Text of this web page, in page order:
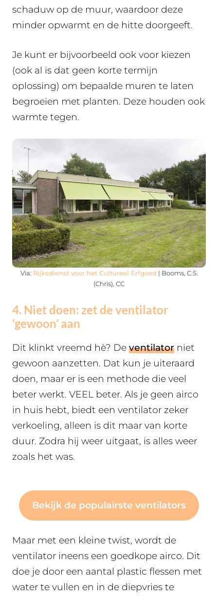
schaduw op de muur, waardoor deze
minder opwarmt en de hitte doorgeeft.
Je kunt er bijvoorbeeld ook voor kiezen
(ook al is dat geen korte termijn
oplossing) om bepaalde muren te laten
begroeien met planten. Deze houden ook
warmte tegen.
Via: Rijksdienst voor het Cultureel Erfgoed | Booms, C.S.
(Chris), CC
4. Niet doen: zet de ventilator
‘gewoon’ aan
Dit klinkt vreemd hè? De ventilator niet
gewoon aanzetten. Dat kun je uiteraard
doen, maar er is een methode die veel
beter werkt. VEEL beter. Als je geen airco
in huis hebt, biedt een ventilator zeker
verkoeling, alleen is dit maar van korte
duur. Zodra hij weer uitgaat, is alles weer
zoals het was.
Bekijk de populairste ventilators
Maar met een kleine twist, wordt de
ventilator ineens een goedkope airco. Dit
doe je door een aantal plastic flessen met
water te vullen en in de diepvries te